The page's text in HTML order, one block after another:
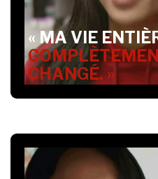
« MA VIE
CHANGÉ. »